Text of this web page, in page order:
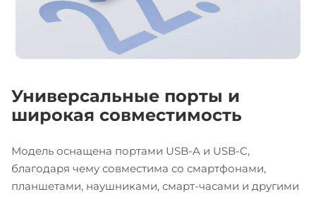
Универсальные порты и
широкая совместимость
Модель оснащена портами USB-A и USB-C,
благодаря чему совместима со смартфонами,
планшетами, наушниками, смарт-часами и другими